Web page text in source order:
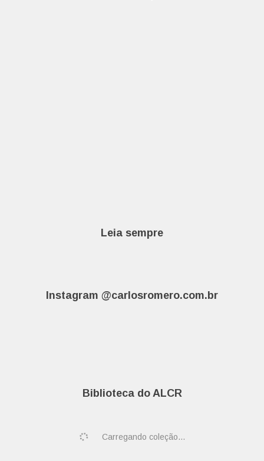
Leia sempre
Instagram @carlosromero.com.br
Biblioteca do ALCR
Carregando coleção...